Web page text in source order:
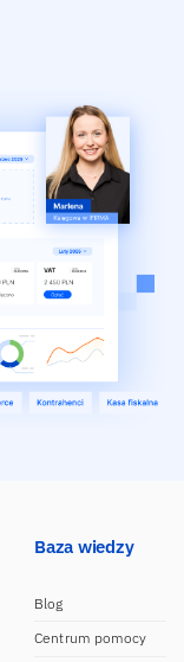
Baza wiedzy
Blog
Centrum pomocy